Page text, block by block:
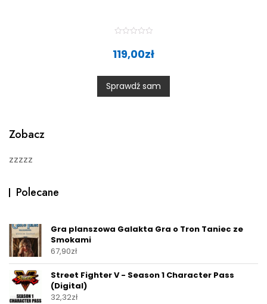
0
o
u
t
119,00zł
Sprawdź sam
Zobacz
zzzzz
Polecane
Gra planszowa Galakta Gra o Tron Taniec ze
Smokami
67,90zł
Street Fighter V - Season 1 Character Pass
(Digital)
32,32zł